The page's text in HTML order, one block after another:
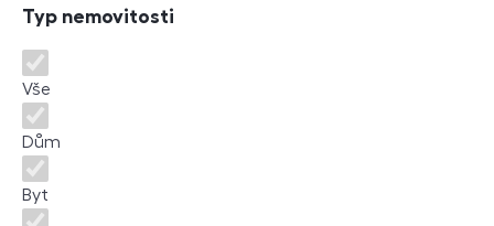
Typ nemovitosti
Typ nemovitosti
Vše
Dům
Byt